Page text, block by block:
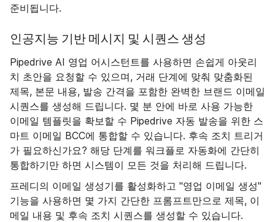
준비됩니다.
인공지능 기반 메시지 및 시퀀스 생성
Pipedrive AI 영업 어시스턴트를 사용하면 손쉽게 아웃리
치 초안을 요청할 수 있으며, 거래 단계에 맞춰 맞춤화된
제목, 본문 내용, 발송 간격을 포함한 완벽한 브랜드 이메일
시퀀스를 생성해 드립니다. 몇 분 안에 바로 사용 가능한
이메일 템플릿을 확보할 수 Pipedrive 자동 발송을 위한 스
마트 이메일 BCC에 통합할 수 있습니다. 후속 조치 트리거
가 필요하신가요? 해당 단계를 워크플로 자동화에 간단히
통합하기만 하면 시스템이 모든 것을 처리해 드립니다.
프레디의 이메일 생성기를 활성화하고 "영업 이메일 생성"
기능을 사용하면 몇 가지 간단한 프롬프트만으로 제목, 이
메일 내용 및 후속 조치 시퀀스를 생성할 수 있습니다.